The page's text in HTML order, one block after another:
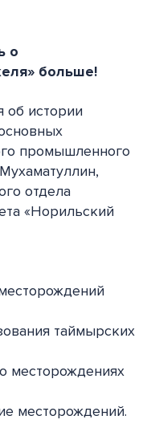
о
больше!
об истории
промышленного
отдела
«Норильский
таймырских
месторождениях
месторождений.